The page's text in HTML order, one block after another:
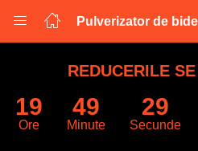
LOGARE
Introduceti numele de utilizator și
REDUCERILE
19
Ore
49
Minute
28
Secunde